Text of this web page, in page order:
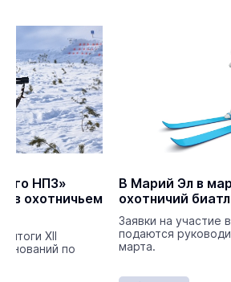
НПЗ»
в охотничьем
итоги XII
по
В Марий Эл в
охотничий
Заявки на участие
подаются
марта.